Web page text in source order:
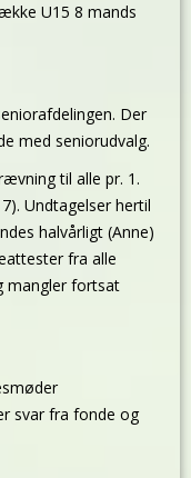
U15 8 mands
Der
med seniorudvalg.
til alle pr. 1.
Undtagelser hertil
halvårligt (Anne)
fra alle
mangler fortsat
svar fra fonde og